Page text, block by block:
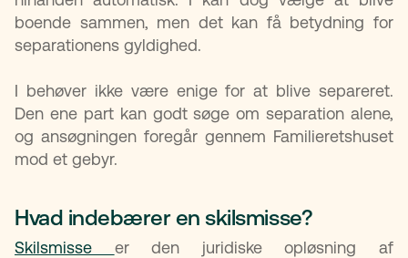
boende sammen, men det kan få betydning for
separationens gyldighed.
I behøver ikke være enige for at blive separeret.
Den ene part kan godt søge om separation alene,
og ansøgningen foregår gennem Familieretshuset
mod et gebyr.
Hvad indebærer en skilsmisse?​
Skilsmisse er den juridiske opløsning af